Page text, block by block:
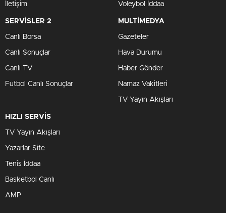
İletişim Voleybol İddaa
SERVİSLER 2
Canlı Borsa
Canlı Sonuçlar
Canlı TV
Futbol Canlı Sonuçlar
MULTİMEDYA
Gazeteler
Hava Durumu
Haber Gönder
Namaz Vakitleri
TV Yayın Akışları
HIZLI SERVİS
TV Yayın Akışları
Yazarlar Site
Tenis İddaa
Basketbol Canlı
AMP